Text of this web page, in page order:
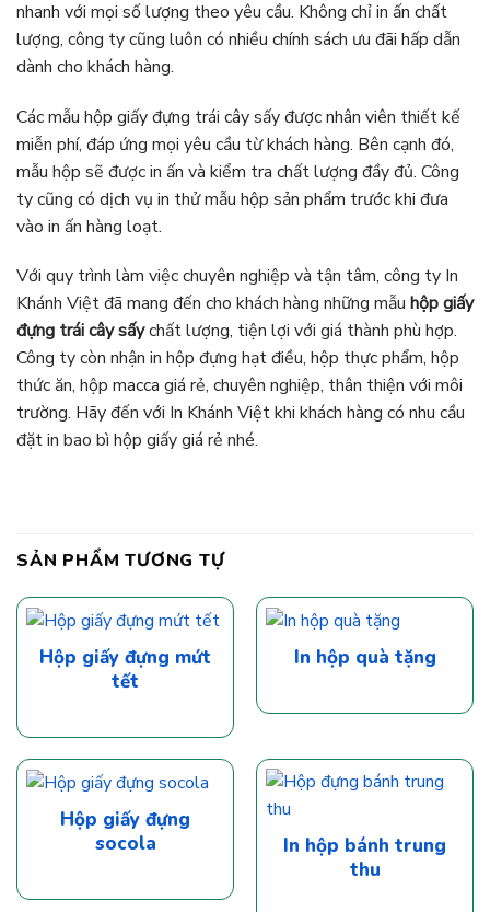
nhanh với mọi số lượng theo yêu cầu. Không chỉ in ấn chất
lượng, công ty cũng luôn có nhiều chính sách ưu đãi hấp dẫn
dành cho khách hàng.
Các mẫu hộp giấy đựng trái cây sấy được nhân viên thiết kế
miễn phí, đáp ứng mọi yêu cầu từ khách hàng. Bên cạnh đó,
mẫu hộp sẽ được in ấn và kiểm tra chất lượng đầy đủ. Công
ty cũng có dịch vụ in thử mẫu hộp sản phẩm trước khi đưa
vào in ấn hàng loạt.
Với quy trình làm việc chuyên nghiệp và tận tâm, công ty In
Khánh Việt đã mang đến cho khách hàng những mẫu hộp giấy
đựng trái cây sấychất lượng, tiện lợi với giá thành phù hợp.
Công ty còn nhận in hộp đựng hạt điều, hộp thực phẩm, hộp
thức ăn, hộp macca giá rẻ, chuyên nghiệp, thân thiện với môi
trường. Hãy đến với In Khánh Việt khi khách hàng có nhu cầu
đặt in bao bì hộp giấy giá rẻ nhé.
SẢN PHẨM TƯƠNG TỰ
Hộp giấy đựng mứt
tết
In hộp quà tặng
Hộp giấy đựng
socola
In hộp bánh trung
thu